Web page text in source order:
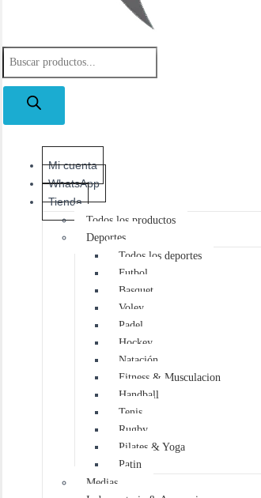
Búsqueda
de
productos
Mi cuenta
WhatsApp
Tienda
Todos los productos
Deportes
Todos los deportes
Futbol
Basquet
Voley
Padel
Hockey
Natación
Fitness & Musculacion
Handball
Tenis
Rugby
Pilates & Yoga
Patin
Medias